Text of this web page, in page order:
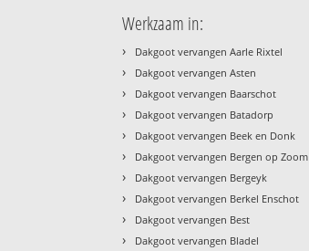
Werkzaam in:
› Dakgoot vervangen Aarle Rixtel
› Dakgoot vervangen Asten
› Dakgoot vervangen Baarschot
› Dakgoot vervangen Batadorp
› Dakgoot vervangen Beek en Donk
› Dakgoot vervangen Bergen op Zoom
› Dakgoot vervangen Bergeyk
› Dakgoot vervangen Berkel Enschot
› Dakgoot vervangen Best
› Dakgoot vervangen Bladel